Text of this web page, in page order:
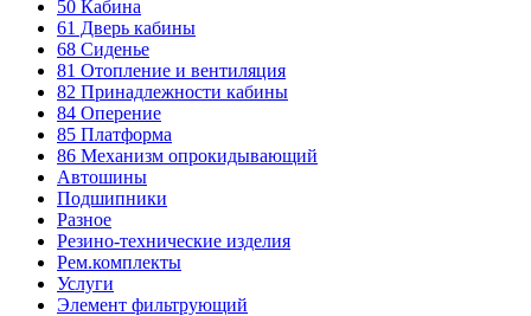
50 Кабина
61 Дверь кабины
68 Сиденье
81 Отопление и вентиляция
82 Принадлежности кабины
84 Оперение
85 Платформа
86 Механизм опрокидывающий
Автошины
Подшипники
Разное
Резино-технические изделия
Рем.комплекты
Услуги
Элемент фильтрующий